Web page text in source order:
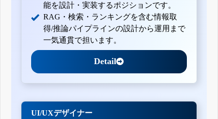
能を設計・実装するポジションです。
RAG・検索・ランキングを含む情報取
得/推論パイプラインの設計から運用まで
一気通貫で担います。
Detail
UI/UXデザイナー